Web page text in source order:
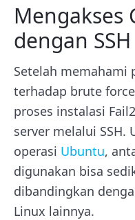
Mengakses
dengan SSH
Setelah memahami
terhadap brute
proses instalasi
server melalui SSH.
operasi Ubuntu,
digunakan bisa
dibandingkan
Linux lainnya.